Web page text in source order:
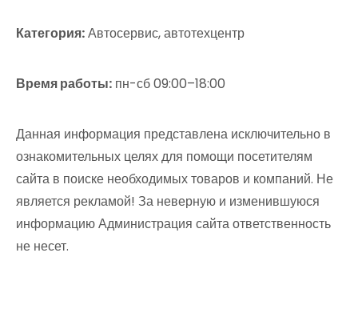
Категория:Автосервис, автотехцентр
Время работы: пн-сб 09:00–18:00
Данная информация представлена исключительно в
ознакомительных целях для помощи посетителям
сайта в поиске необходимых товаров и компаний. Не
является рекламой! За неверную и изменившуюся
информацию Администрация сайта ответственность
не несет.